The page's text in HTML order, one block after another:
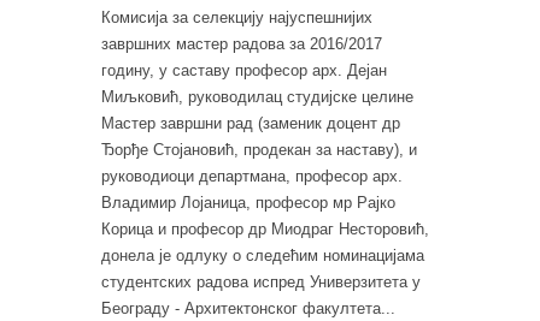
Комисија за селекцију најуспешнијих
завршних мастер радова за 2016/2017
годину, у саставу професор арх. Дејан
Миљковић, руководилац студијске целине
Мастер завршни рад (заменик доцент др
Ђорђе Стојановић, продекан за наставу), и
руководиоци департмана, професор арх.
Владимир Лојаница, професор мр Рајко
Корица и професор др Миодраг Несторовић,
донела је одлуку о следећим номинацијама
студентских радова испред Универзитета у
Београду - Архитектонског факултета...